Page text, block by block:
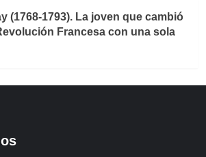
(1768-1793). La joven que cambió
Francesa con una sola